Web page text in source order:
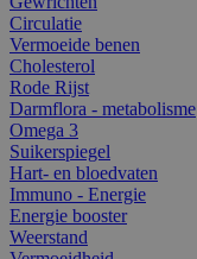
Circulatie
Vermoeide benen
Cholesterol
Rode Rijst
Darmflora - metabolisme
Omega 3
Suikerspiegel
Hart- en bloedvaten
Immuno - Energie
Energie booster
Weerstand